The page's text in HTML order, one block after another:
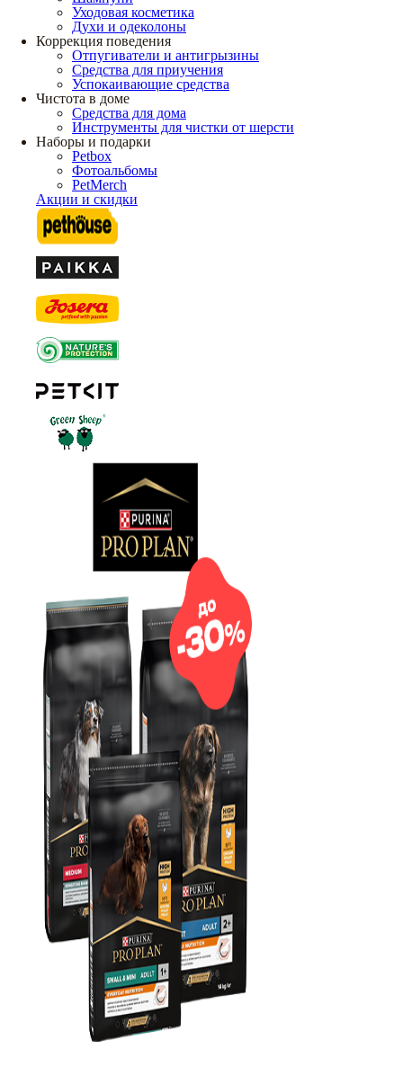
Уходовая косметика
Духи и одеколоны
Коррекция поведения
Отпугиватели и антигрызины
Средства для приучения
Успокаивающие средства
Чистота в доме
Средства для дома
Инструменты для чистки от шерсти
Наборы и подарки
Petbox
Фотоальбомы
PetMerch
Акции и скидки